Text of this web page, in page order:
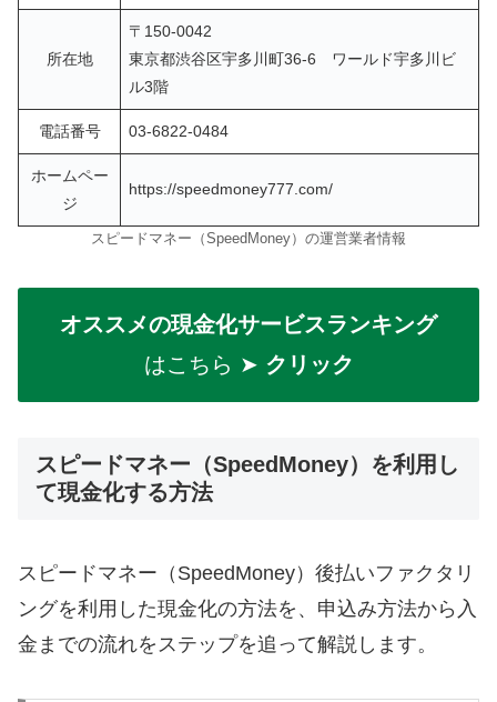
所在地
〒150-0042
東京都渋谷区宇多川町36-6 ワールド宇多川ビ
ル3階
電話番号 03-6822-0484
ホームペー
ジ
https://speedmoney777.com/
スピードマネー（SpeedMoney）の運営業者情報
オススメの現金化サービスランキング
はこちら ➤ クリック
スピードマネー（SpeedMoney）を利用し
て現金化する方法
スピードマネー（SpeedMoney）後払いファクタリ
ングを利用した現金化の方法を、申込み方法から入
金までの流れをステップを追って解説します。